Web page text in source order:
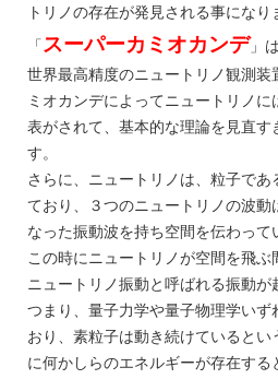
トリノの存在が発見される事になり
「スーパーカミオカンデ」
世界最高精度のニュートリノ観測装
ミオカンデによってニュートリノ
表がされて、基本的な理論を見直す
す。
さらに、ニュートリノは、粒子で
ており、３つのニュートリノの波
なった振動波を持ち空間を伝わって
この時にニュートリノが空間を飛ぶ
ニュートリノ振動と呼ばれる振動が
つまり、量子力学や量子物理学い
おり、素粒子は動き続けているとい
に何かしらのエネルギーが存在する